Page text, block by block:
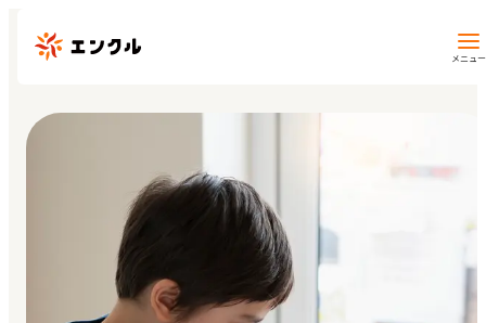
メニュー
地図から探す
地域から探す